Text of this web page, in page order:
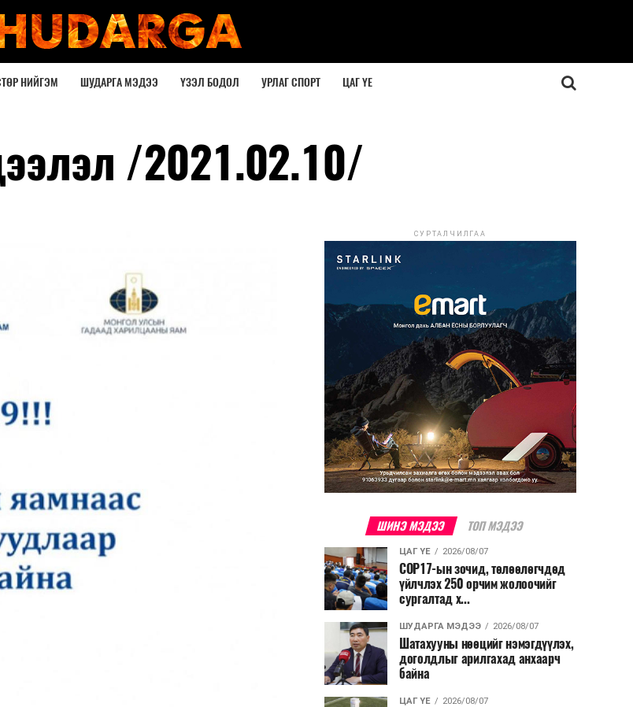
НИЙГЭМ ШУДАРГА МЭДЭЭ ҮЗЭЛ БОДОЛ УРЛАГ СПОРТ ЦАГ ҮЕ
/2021.02.10/
СУРТАЛЧИЛГАА
ШИНЭ МЭДЭЭ ТОП МЭДЭЭ
ЦАГ ҮЕ 2026/08/07
COP17-ын зочид, төлөөлөгчдөд
үйлчлэх 250 орчим жолоочийг
сургалтад х...
ШУДАРГА МЭДЭЭ 2026/08/07
Шатахууны нөөцийг нэмэгдүүлэх,
доголдлыг арилгахад анхаарч
байна
ЦАГ ҮЕ 2026/08/07